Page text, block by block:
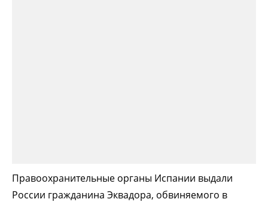
Правоохранительные органы Испании выдали
России гражданина Эквадора, обвиняемого в